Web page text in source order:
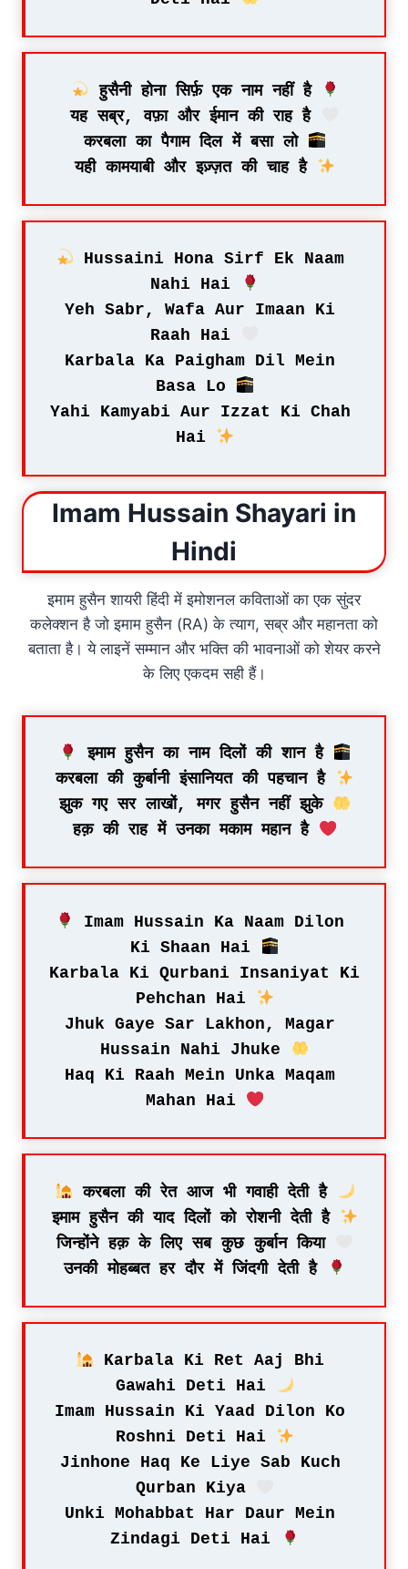
हुसैनी होना सिर्फ़ एक नाम नहीं है
यह सब्र, वफ़ा और ईमान की राह है
करबला का पैगाम दिल में बसा लो
यही कामयाबी और इज़्ज़त की चाह है
Hussaini Hona Sirf Ek Naam
Nahi Hai
Yeh Sabr, Wafa Aur Imaan Ki
Raah Hai
Karbala Ka Paigham Dil Mein
Basa Lo
Yahi Kamyabi Aur Izzat Ki Chah
Hai
Imam Hussain Shayari in
Hindi
इमाम हुसैन शायरी हिंदी में इमोशनल कविताओं का एक सुंदर
कलेक्शन है जो इमाम हुसैन (RA) के त्याग, सब्र और महानता को
बताता है। ये लाइनें सम्मान और भक्ति की भावनाओं को शेयर करने
के लिए एकदम सही हैं।
इमाम हुसैन का नाम दिलों की शान है
करबला की कुर्बानी इंसानियत की पहचान है
झुक गए सर लाखों, मगर हुसैन नहीं झुके
हक़ की राह में उनका मकाम महान है
Imam Hussain Ka Naam Dilon
Ki Shaan Hai
Karbala Ki Qurbani Insaniyat Ki
Pehchan Hai
Jhuk Gaye Sar Lakhon, Magar
Hussain Nahi Jhuke
Haq Ki Raah Mein Unka Maqam
Mahan Hai
करबला की रेत आज भी गवाही देती है
इमाम हुसैन की याद दिलों को रोशनी देती है
जिन्होंने हक़ के लिए सब कुछ कुर्बान किया
उनकी मोहब्बत हर दौर में जिंदगी देती है
Karbala Ki Ret Aaj Bhi
Gawahi Deti Hai
Imam Hussain Ki Yaad Dilon Ko
Roshni Deti Hai
Jinhone Haq Ke Liye Sab Kuch
Qurban Kiya
Unki Mohabbat Har Daur Mein
Zindagi Deti Hai